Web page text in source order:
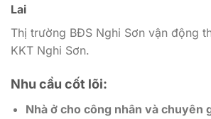
Lai
Thị trường BĐS Nghi Sơn vận động
KKT Nghi Sơn.
Nhu cầu cốt lõi:
Nhà ở cho công nhân và chuyên